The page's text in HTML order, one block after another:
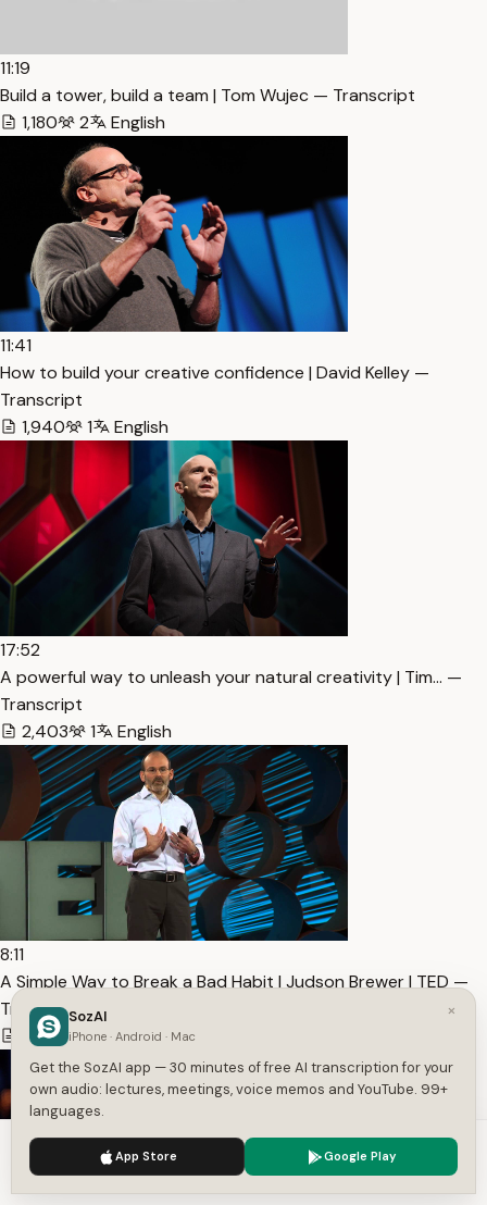
11:19
Build a tower, build a team | Tom Wujec — Transcript
1,180
2 English
11:41
How to build your creative confidence | David Kelley —
Transcript
1,940
1 English
17:52
A powerful way to unleash your natural creativity | Tim… —
Transcript
2,403
1 English
8:11
A Simple Way to Break a Bad Habit | Judson Brewer | TED —
Transcript
1,494
1 English
We use cookies to enhance your experience.
×
SozAI
iPhone · Android · Mac
Get the SozAI app — 30 minutes of free AI transcription for your
own audio: lectures, meetings, voice memos and YouTube. 99+
languages.
App Store Google Play